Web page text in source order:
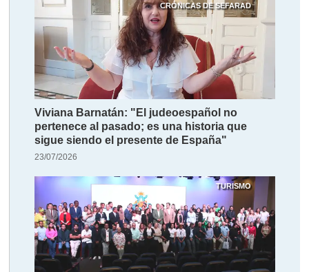
CRÓNICAS DE SEFARAD
Viviana Barnatán: "El judeoespañol no
pertenece al pasado; es una historia que
sigue siendo el presente de España"
23/07/2026
TURISMO